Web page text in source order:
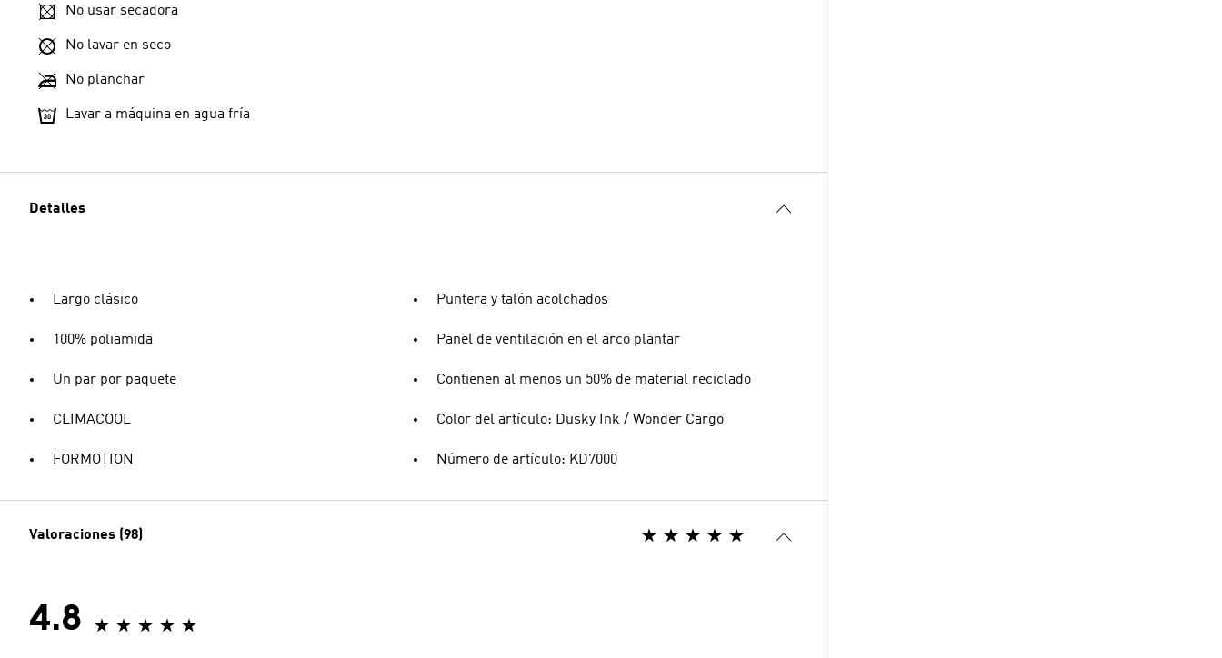
No usar secadora
No lavar en seco
No planchar
Lavar a máquina en agua fría
Detalles
Largo clásico
100% poliamida
Un par por paquete
CLIMACOOL
FORMOTION
Puntera y talón acolchados
Panel de ventilación en el arco plantar
Contienen al menos un 50% de material reciclado
Color del artículo: Dusky Ink / Wonder Cargo
Número de artículo: KD7000
Valoraciones (98)
4.8